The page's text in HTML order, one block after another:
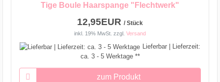
Tige Boule Haarspange "Flechtwerk"
12,95EUR / Stück
inkl. 19% MwSt. zzgl. Versand
Lieferbar | Lieferzeit:
ca. 3 - 5 Werktage **
zum Produkt